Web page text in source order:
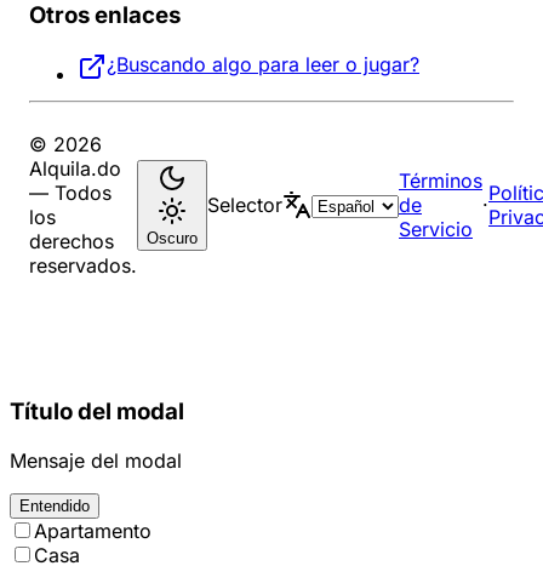
Otros enlaces
¿Buscando algo para leer o jugar?
© 2026
Alquila.do
— Todos
los
derechos
reservados.
Oscuro
Selector
Términos
de
Servicio
·
Título del modal
Mensaje del modal
Entendido
Apartamento
Casa